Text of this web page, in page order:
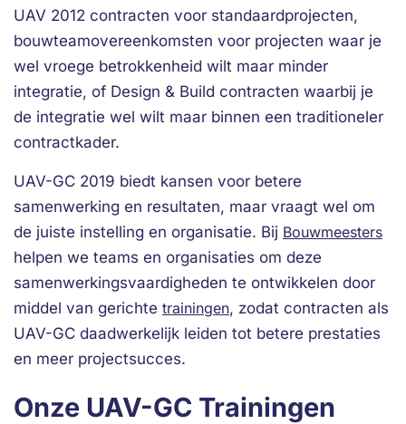
UAV 2012 contracten voor standaardprojecten,
bouwteamovereenkomsten voor projecten waar je
wel vroege betrokkenheid wilt maar minder
integratie, of Design & Build contracten waarbij je
de integratie wel wilt maar binnen een traditioneler
contractkader.
UAV-GC 2019 biedt kansen voor betere
samenwerking en resultaten, maar vraagt wel om
de juiste instelling en organisatie. Bij Bouwmeesters
helpen we teams en organisaties om deze
samenwerkingsvaardigheden te ontwikkelen door
middel van gerichte trainingen, zodat contracten als
UAV-GC daadwerkelijk leiden tot betere prestaties
en meer projectsucces.
Onze UAV-GC Trainingen